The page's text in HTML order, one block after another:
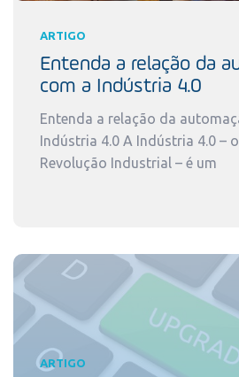
ARTIGO
Entenda a relação da
com a Indústria 4.0
Entenda a relação da
Indústria 4.0 A Indústria 4.0 –
Revolução Industrial – é um
ARTIGO